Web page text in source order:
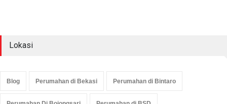
Lokasi
Blog Perumahan di Bekasi Perumahan di Bintaro